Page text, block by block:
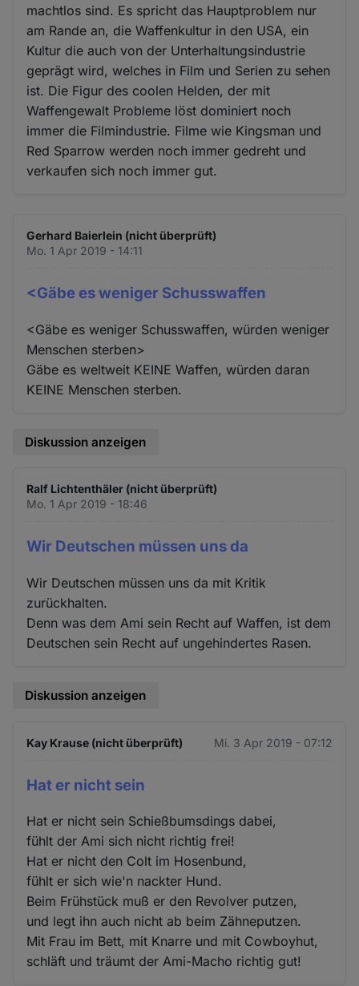
machtlos sind. Es spricht das Hauptproblem nur
am Rande an, die Waffenkultur in den USA, ein
Kultur die auch von der Unterhaltungsindustrie
geprägt wird, welches in Film und Serien zu sehen
ist. Die Figur des coolen Helden, der mit
Waffengewalt Probleme löst dominiert noch
immer die Filmindustrie. Filme wie Kingsman und
Red Sparrow werden noch immer gedreht und
verkaufen sich noch immer gut.
Gerhard Baierlein (nicht überprüft)
Mo. 1 Apr 2019 - 14:11
<Gäbe es weniger Schusswaffen
<Gäbe es weniger Schusswaffen, würden weniger
Menschen sterben>
Gäbe es weltweit KEINE Waffen, würden daran
KEINE Menschen sterben.
Diskussion anzeigen
Ralf Lichtenthäler (nicht überprüft)
Mo. 1 Apr 2019 - 18:46
Wir Deutschen müssen uns da
Wir Deutschen müssen uns da mit Kritik
zurückhalten.
Denn was dem Ami sein Recht auf Waffen, ist dem
Deutschen sein Recht auf ungehindertes Rasen.
Diskussion anzeigen
Kay Krause (nicht überprüft) Mi. 3 Apr 2019 - 07:12
Hat er nicht sein
Hat er nicht sein Schießbumsdings dabei,
fühlt der Ami sich nicht richtig frei!
Hat er nicht den Colt im Hosenbund,
fühlt er sich wie'n nackter Hund.
Beim Frühstück muß er den Revolver putzen,
und legt ihn auch nicht ab beim Zähneputzen.
Mit Frau im Bett, mit Knarre und mit Cowboyhut,
schläft und träumt der Ami-Macho richtig gut!